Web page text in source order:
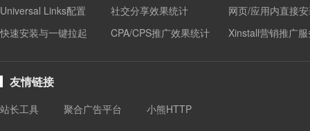
Universal Links配置
快速安装与一键拉起
社交分享效果统计
网页/应用内直接
CPA/CPS推广效果统计
Xinstall营销推广
友情链接
站长工具 聚合广告平台 小熊HTTP